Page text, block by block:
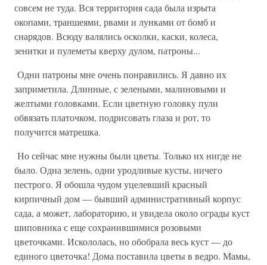
совсем не туда. Вся тер­ритория сада была изрыта
окопами, траншеями, рвами и лунками от бомб и
снарядов. Всюду валялись осколки, каски, колеса,
зенитки и пулеметы кверху дулом, патроны...
Одни патроны мне очень понравились. Я давно их
заприметила. Длинные, с зеле­ными, малиновыми и
желтыми головками. Если цветную головку пули
обвязать пла­точком, подрисовать глаза и рот, то
получится матрешка.
Но сейчас мне нужны были цветы. Только их нигде не
было. Одна зелень, одни уродливые кусты, ничего
пестрого. Я обошла чудом уцелевший красный
кирпичный дом — бывший административный корпус
сада, а может, лабораторию, и увидела около ограды куст
шиповника с еще сохранившимися розовыми
цветочками. Исколо­лась, но обобрала весь куст — до
единого цветочка! Дома поставила цветы в ведро. Мамы,